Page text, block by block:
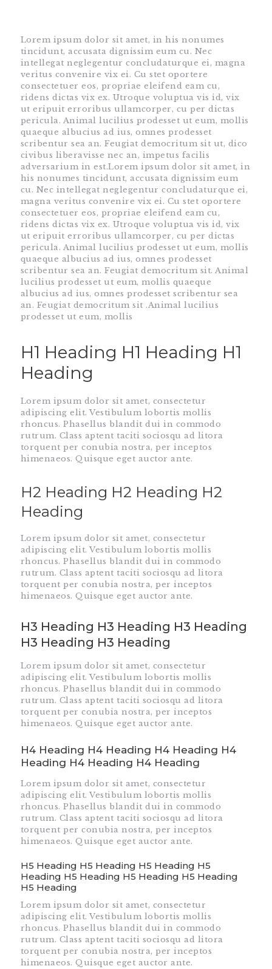
HOME
SHOP
ABOUT DR.
UMMAIR
SERVICES
VIDEOS
CONTACTS
Lorem ipsum dolor sit amet, in his nonumes
tincidunt, accusata dignissim eum cu. Nec
intellegat neglegentur concludaturque ei, magna
veritus convenire vix ei. Cu stet oportere
consectetuer eos, propriae eleifend eam cu,
ridens dictas vix ex. Utroque voluptua vis id, vix
ut eripuit erroribus ullamcorper, cu per dictas
pericula. Animal lucilius prodesset ut eum, mollis
quaeque albucius ad ius, omnes prodesset
scribentur sea an. Feugiat democritum sit ut, dico
civibus liberavisse nec an, impetus facilis
adversarium in est.Lorem ipsum dolor sit amet, in
his nonumes tincidunt, accusata dignissim eum
cu. Nec intellegat neglegentur concludaturque ei,
magna veritus convenire vix ei. Cu stet oportere
consectetuer eos, propriae eleifend eam cu,
ridens dictas vix ex. Utroque voluptua vis id, vix
ut eripuit erroribus ullamcorper, cu per dictas
pericula. Animal lucilius prodesset ut eum, mollis
quaeque albucius ad ius, omnes prodesset
scribentur sea an. Feugiat democritum sit. Animal
lucilius prodesset ut eum, mollis quaeque
albucius ad ius, omnes prodesset scribentur sea
an. Feugiat democritum sit .Animal lucilius
prodesset ut eum, mollis
H1 Heading H1 Heading H1
Heading
Lorem ipsum dolor sit amet, consectetur
adipiscing elit. Vestibulum lobortis mollis
rhoncus. Phasellus blandit dui in commodo
rutrum. Class aptent taciti sociosqu ad litora
torquent per conubia nostra, per inceptos
himenaeos. Quisque eget auctor ante.
H2 Heading H2 Heading H2
Heading
Lorem ipsum dolor sit amet, consectetur
adipiscing elit. Vestibulum lobortis mollis
rhoncus. Phasellus blandit dui in commodo
rutrum. Class aptent taciti sociosqu ad litora
torquent per conubia nostra, per inceptos
himenaeos. Quisque eget auctor ante.
H3 Heading H3 Heading H3 Heading
H3 Heading H3 Heading
Lorem ipsum dolor sit amet, consectetur
adipiscing elit. Vestibulum lobortis mollis
rhoncus. Phasellus blandit dui in commodo
rutrum. Class aptent taciti sociosqu ad litora
torquent per conubia nostra, per inceptos
himenaeos. Quisque eget auctor ante.
H4 Heading H4 Heading H4 Heading H4
Heading H4 Heading H4 Heading
Lorem ipsum dolor sit amet, consectetur
adipiscing elit. Vestibulum lobortis mollis
rhoncus. Phasellus blandit dui in commodo
rutrum. Class aptent taciti sociosqu ad litora
torquent per conubia nostra, per inceptos
himenaeos. Quisque eget auctor ante.
H5 Heading H5 Heading H5 Heading H5
Heading H5 Heading H5 Heading H5 Heading
H5 Heading
Lorem ipsum dolor sit amet, consectetur
adipiscing elit. Vestibulum lobortis mollis
rhoncus. Phasellus blandit dui in commodo
rutrum. Class aptent taciti sociosqu ad litora
torquent per conubia nostra, per inceptos
himenaeos. Quisque eget auctor ante.